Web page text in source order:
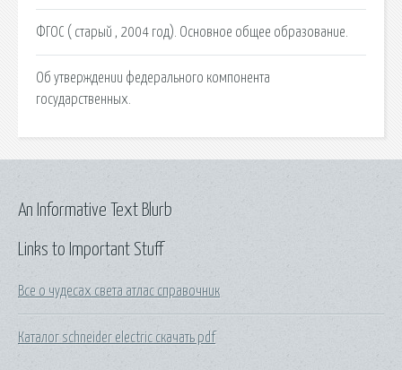
ФГОС ( старый , 2004 год). Основное общее образование.
Об утверждении федерального компонента
государственных.
Links to Important Stuff
Все о чудесах света атлас справочник
Каталог schneider electric скачать pdf
An Informative Text Blurb